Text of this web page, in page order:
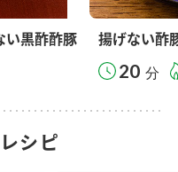
い黒酢酢豚 揚げない酢
20 分
シピ